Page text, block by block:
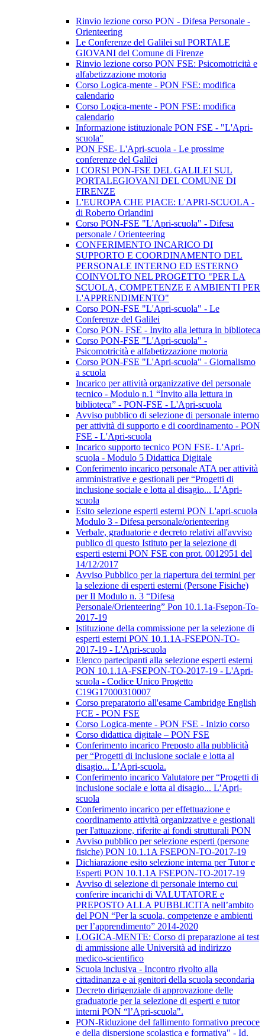
Rinvio lezione corso PON - Difesa Personale -
Orienteering
Le Conferenze del Galilei sul PORTALE
GIOVANI del Comune di Firenze
Rinvio lezione corso PON FSE: Psicomotricità e
alfabetizzazione motoria
Corso Logica-mente - PON FSE: modifica
calendario
Corso Logica-mente - PON FSE: modifica
calendario
Informazione istituzionale PON FSE - "L'Apri-
scuola"
PON FSE- L'Apri-scuola - Le prossime
conferenze del Galilei
I CORSI PON-FSE DEL GALILEI SUL
PORTALEGIOVANI DEL COMUNE DI
FIRENZE
L'EUROPA CHE PIACE: L'APRI-SCUOLA -
di Roberto Orlandini
Corso PON-FSE "L'Apri-scuola" - Difesa
personale / Orienteering
CONFERIMENTO INCARICO DI
SUPPORTO E COORDINAMENTO DEL
PERSONALE INTERNO ED ESTERNO
COINVOLTO NEL PROGETTO "PER LA
SCUOLA, COMPETENZE E AMBIENTI PER
L'APPRENDIMENTO"
Corso PON-FSE "L'Apri-scuola" - Le
Conferenze del Galilei
Corso PON- FSE - Invito alla lettura in biblioteca
Corso PON-FSE "L'Apri-scuola" -
Psicomotricità e alfabetizzazione motoria
Corso PON-FSE "L'Apri-scuola" - Giornalismo
a scuola
Incarico per attività organizzative del personale
tecnico - Modulo n.1 “Invito alla lettura in
biblioteca” - PON-FSE - L'Apri-scuola
Avviso pubblico di selezione di personale interno
per attività di supporto e di coordinamento - PON
FSE - L'Apri-scuola
Incarico supporto tecnico PON FSE- L'Apri-
scuola - Modulo 5 Didattica Digitale
Conferimento incarico personale ATA per attività
amministrative e gestionali per “Progetti di
inclusione sociale e lotta al disagio... L’Apri-
scuola
Esito selezione esperti esterni PON L'apri-scuola
Modulo 3 - Difesa personale/orienteering
Verbale, graduatorie e decreto relativi all'avviso
publico di questo Istituto per la selezione di
esperti esterni PON FSE con prot. 0012951 del
14/12/2017
Avviso Pubblico per la riapertura dei termini per
la selezione di esperti esterni (Persone Fisiche)
per Il Modulo n. 3 “Difesa
Personale/Orienteering” Pon 10.1.1a-Fsepon-To-
2017-19
Istituzione della commissione per la selezione di
esperti esterni PON 10.1.1A-FSEPON-TO-
2017-19 - L'Apri-scuola
Elenco partecipanti alla selezione esperti esterni
PON 10.1.1A-FSEPON-TO-2017-19 - L'Apri-
scuola - Codice Unico Progetto
C19G17000310007
Corso preparatorio all'esame Cambridge English
FCE - PON FSE
Corso Logica-mente - PON FSE - Inizio corso
Corso didattica digitale – PON FSE
Conferimento incarico Preposto alla pubblicità
per “Progetti di inclusione sociale e lotta al
disagio... L’Apri-scuola.
Conferimento incarico Valutatore per “Progetti di
inclusione sociale e lotta al disagio... L’Apri-
scuola
Conferimento incarico per effettuazione e
coordinamento attività organizzative e gestionali
per l'attuazione, riferite ai fondi strutturali PON
Avviso pubblico per selezione esperti (persone
fisiche) PON 10.1.1A FSEPON-TO-2017-19
Dichiarazione esito selezione interna per Tutor e
Esperti PON 10.1.1A FSEPON-TO-2017-19
Avviso di selezione di personale interno cui
conferire incarichi di VALUTATORE e
PREPOSTO ALLA PUBBLICITA nell’ambito
del PON “Per la scuola, competenze e ambienti
per l’apprendimento” 2014-2020
LOGICA-MENTE: Corso di preparazione ai test
di ammissione alle Università ad indirizzo
medico-scientifico
Scuola inclusiva - Incontro rivolto alla
cittadinanza e ai genitori della scuola secondaria
Decreto dirigenziale di approvazione delle
graduatorie per la selezione di esperti e tutor
interni PON “l’Apri-scuola".
PON-Riduzione del fallimento formativo precoce
e della dispersione scolastica e formativa" - Id.